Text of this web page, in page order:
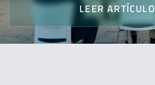
LEER ARTÍCULO